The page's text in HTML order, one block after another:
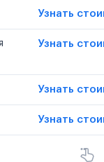
Узнать
Узнать
Узнать
Узнать